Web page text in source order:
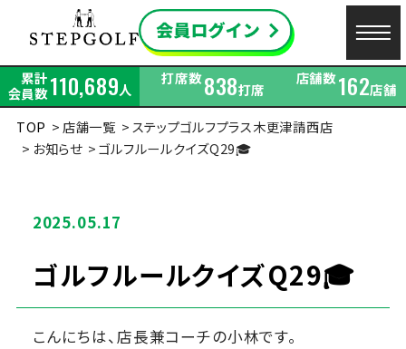
累計
会員数110,689人
打席数838打席
店舗数162店舗
TOP
店舗一覧
ステップゴルフプラス木更津請西店
お知らせ
ゴルフルールクイズQ29🎓
2025.05.17
ゴルフルールクイズQ29🎓
こんにちは、店長兼コーチの小林です。